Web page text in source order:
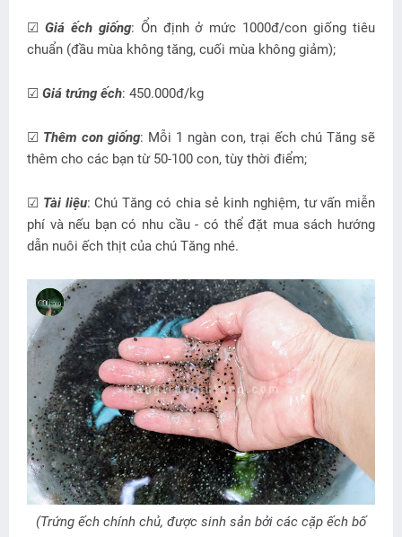
☑ Giá ếch giống: Ổn định ở mức 1000đ/con giống tiêu
chuẩn (đầu mùa không tăng, cuối mùa không giảm);
☑ Giá trứng ếch: 450.000đ/kg
☑ Thêm con giống: Mỗi 1 ngàn con, trại ếch chú Tăng sẽ
thêm cho các bạn từ 50-100 con, tùy thời điểm;
☑ Tài liệu: Chú Tăng có chia sẻ kinh nghiệm, tư vấn miễn
phí và nếu bạn có nhu cầu - có thể đặt mua sách hướng
dẫn nuôi ếch thịt của chú Tăng nhé.
(Trứng ếch chính chủ, được sinh sản bởi các cặp ếch bố